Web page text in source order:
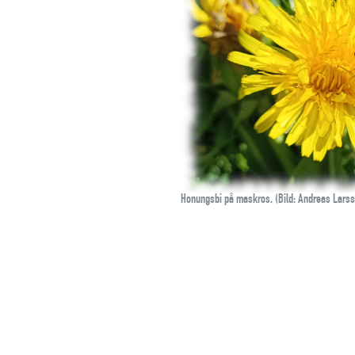
Honungsbi på maskros. (Bild: Andreas